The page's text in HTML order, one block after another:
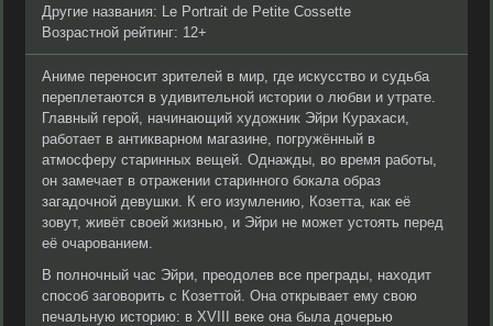
Другие названия: Le Portrait de Petite Cossette
Возрастной рейтинг: 12+
Аниме переносит зрителей в мир, где искусство и судьба
переплетаются в удивительной истории о любви и утрате.
Главный герой, начинающий художник Эйри Курахаси,
работает в антикварном магазине, погружённый в
атмосферу старинных вещей. Однажды, во время работы,
он замечает в отражении старинного бокала образ
загадочной девушки. К его изумлению, Козетта, как её
зовут, живёт своей жизнью, и Эйри не может устоять перед
её очарованием.
В полночный час Эйри, преодолев все преграды, находит
способ заговорить с Козеттой. Она открывает ему свою
печальную историю: в XVIII веке она была дочерью